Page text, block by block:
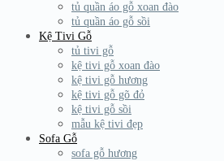
tủ quần áo gỗ xoan đào
tủ quần áo gỗ sồi
Kệ Tivi Gỗ
tủ tivi gỗ
kệ tivi gỗ xoan đào
kệ tivi gỗ hương
kệ tivi gỗ gõ đỏ
kệ tivi gỗ sồi
mẫu kệ tivi đẹp
Sofa Gỗ
sofa gỗ hương